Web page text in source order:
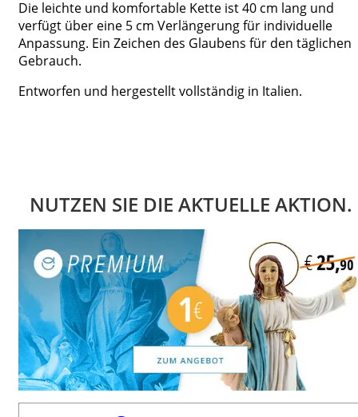
Die leichte und komfortable Kette ist 40 cm lang und
verfügt über eine 5 cm Verlängerung für individuelle
Anpassung. Ein Zeichen des Glaubens für den täglichen
Gebrauch.
Entworfen und hergestellt vollständig in Italien.
NUTZEN SIE DIE AKTUELLE AKTION.